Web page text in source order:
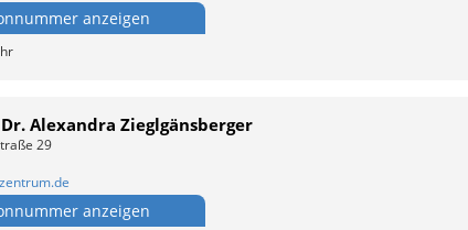
anzeigen
Alexandra Zieglgänsberger
29
anzeigen